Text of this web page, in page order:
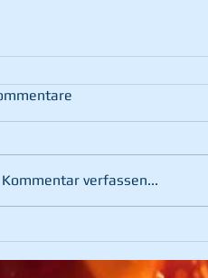
Kommentar verfassen...